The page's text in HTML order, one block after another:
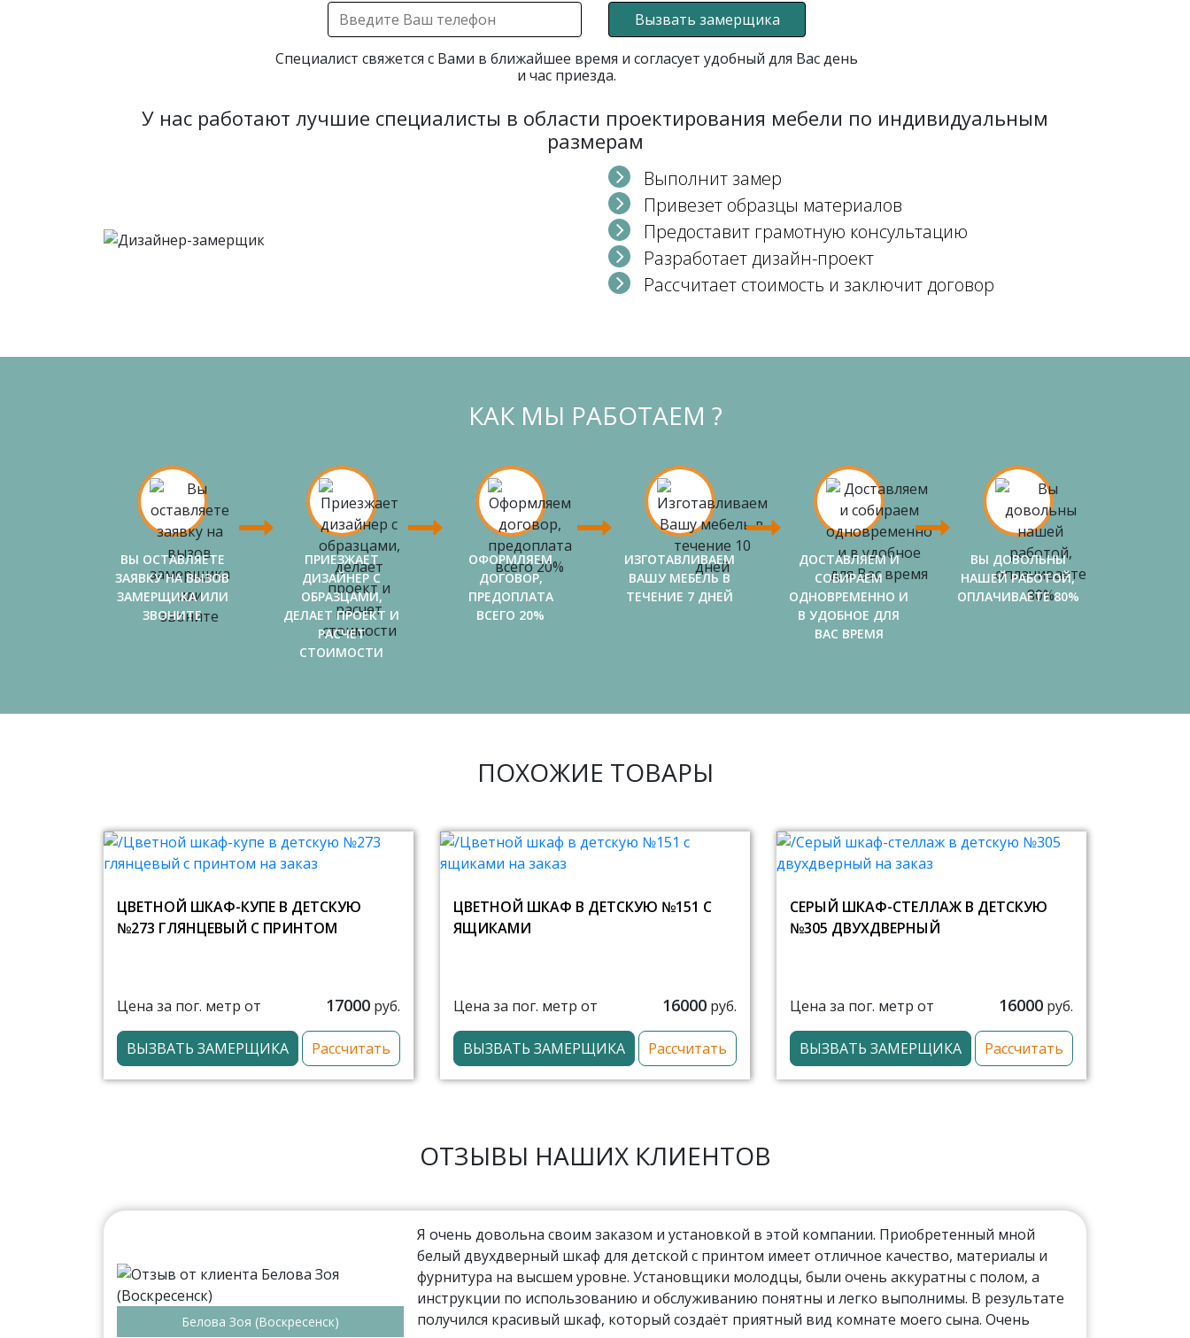
Вызвать замерщика
Специалист свяжется с Вами в ближайшее время и согласует удобный для Вас день
и час приезда.
У нас работают лучшие специалисты в области проектирования мебели по индивидуальным
размерам
Выполнит замер
Привезет образцы материалов
Предоставит грамотную консультацию
Разработает дизайн-проект
Рассчитает стоимость и заключит договор
КАК МЫ РАБОТАЕМ ?
ВЫ ОСТАВЛЯЕТЕ
ЗАЯВКУ НА ВЫЗОВ
ЗАМЕРЩИКА ИЛИ
ЗВОНИТЕ
ПРИЕЗЖАЕТ
ДИЗАЙНЕР С
ОБРАЗЦАМИ,
ДЕЛАЕТ ПРОЕКТ И
РАСЧЕТ
СТОИМОСТИ
ОФОРМЛЯЕМ
ДОГОВОР,
ПРЕДОПЛАТА
ВСЕГО 20%
ИЗГОТАВЛИВАЕМ
ВАШУ МЕБЕЛЬ В
ТЕЧЕНИЕ 7 ДНЕЙ
ДОСТАВЛЯЕМ И
СОБИРАЕМ
ОДНОВРЕМЕННО И
В УДОБНОЕ ДЛЯ
ВАС ВРЕМЯ
ВЫ ДОВОЛЬНЫ
НАШЕЙ РАБОТОЙ,
ОПЛАЧИВАЕТЕ 80%
ПОХОЖИЕ ТОВАРЫ
ЦВЕТНОЙ ШКАФ-КУПЕ В ДЕТСКУЮ
№273 ГЛЯНЦЕВЫЙ С ПРИНТОМ
Цена за пог. метр от 17000 руб.
ВЫЗВАТЬ ЗАМЕРЩИКА Рассчитать
ЦВЕТНОЙ ШКАФ В ДЕТСКУЮ №151 С
ЯЩИКАМИ
Цена за пог. метр от 16000 руб.
ВЫЗВАТЬ ЗАМЕРЩИКА Рассчитать
СЕРЫЙ ШКАФ-СТЕЛЛАЖ В ДЕТСКУЮ
№305 ДВУХДВЕРНЫЙ
Цена за пог. метр от 16000 руб.
ВЫЗВАТЬ ЗАМЕРЩИКА Рассчитать
ОТЗЫВЫ НАШИХ КЛИЕНТОВ
Белова Зоя (Воскресенск)
Я очень довольна своим заказом и установкой в этой компании. Приобретенный мной
белый двухдверный шкаф для детской с принтом имеет отличное качество, материалы и
фурнитура на высшем уровне. Установщики молодцы, были очень аккуратны с полом, а
инструкции по использованию и обслуживанию понятны и легко выполнимы. В результате
получился красивый шкаф, который создаёт приятный вид комнате моего сына. Очень